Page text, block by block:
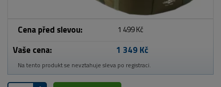
Cena před slevou: 1 499 Kč
Vaše cena: 1 349 Kč
Na tento produkt se nevztahuje sleva po registraci.